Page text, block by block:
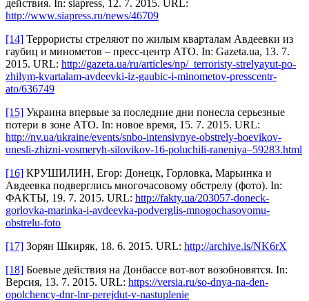
действия. In: siapress, 12. 7. 2015. URL:
http://www.siapress.ru/news/46709
[14] Террористы стреляют по жилым кварталам Авдеевки из
гаубиц и минометов – пресс-центр АТО. In: Gazeta.ua, 13. 7.
2015. URL: http://gazeta.ua/ru/articles/np/_terroristy-strelyayut-po-
zhilym-kvartalam-avdeevki-iz-gaubic-i-minometov-presscentr-
ato/636749
[15] Украина впервые за последние дни понесла серьезные
потери в зоне АТО. In: новое время, 15. 7. 2015. URL:
http://nv.ua/ukraine/events/snbo-intensivnye-obstrely-boevikov-
unesli-zhizni-vosmeryh-silovikov-16-poluchili-raneniya–59283.html
[16] КРУШИЛИН, Егор: Донецк, Горловка, Марьинка и
Авдеевка подверглись многочасовому обстрелу (фото). In:
ФАКТЫ, 19. 7. 2015. URL: http://fakty.ua/203057-doneck-
gorlovka-marinka-i-avdeevka-podverglis-mnogochasovomu-
obstrelu-foto
[17] Зорян Шкиряк, 18. 6. 2015. URL: http://archive.is/NK6rX
[18] Боевые действия на Донбассе вот-вот возобновятся. In:
Версия, 13. 7. 2015. URL: https://versia.ru/so-dnya-na-den-
opolchency-dnr-lnr-perejdut-v-nastuplenie